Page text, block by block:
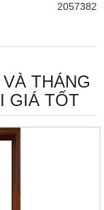
2057382
THÁNG
GIÁ TỐT